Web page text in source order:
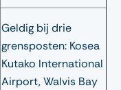
Geldig bij drie
grensposten: Kosea
Kutako International
Airport, Walvis Bay